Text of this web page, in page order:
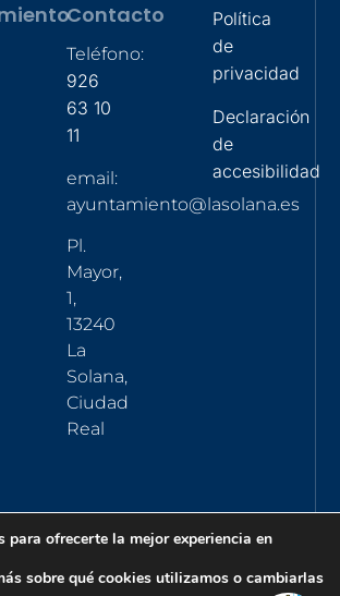
Contacto
Teléfono:
926
63 10
11
email:
ayuntamiento@lasolana.es
Pl.
Mayor,
1,
13240
La
Solana,
Ciudad
Real
Política
de
privacidad
Declaración
de
accesibilidad
para ofrecerte la mejor experiencia en
sobre qué cookies utilizamos o cambiarlas